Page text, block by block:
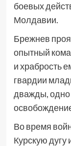
боевых
Молдавии.
Брежнев
опытный
и храбрость
гвардии
дважды, одно
Во время
Курскую